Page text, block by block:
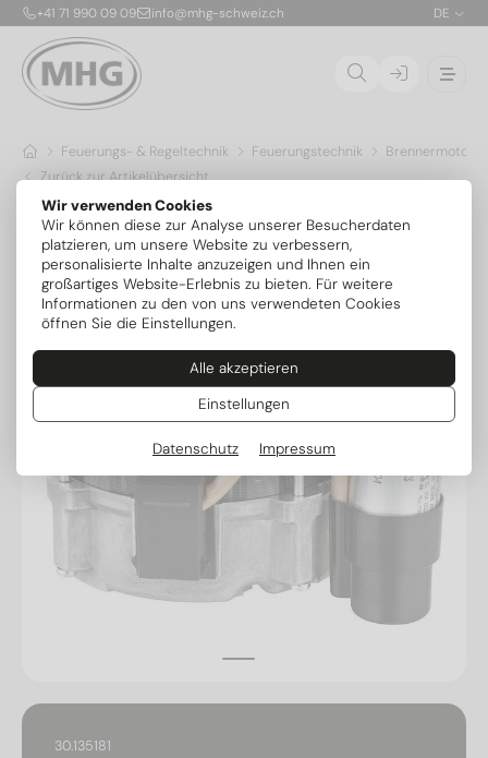
Wir verwenden Cookies
Wir können diese zur Analyse unserer Besucherdaten
platzieren, um unsere Website zu verbessern,
personalisierte Inhalte anzuzeigen und Ihnen ein
großartiges Website-Erlebnis zu bieten. Für weitere
Informationen zu den von uns verwendeten Cookies
öffnen Sie die Einstellungen.
Alle akzeptieren
Einstellungen
Datenschutz Impressum
+41 71 990 09 09 info@mhg-schweiz.ch DE
Feuerungs- & Regeltechnik Feuerungstechnik
Zurück zur Artikelübersicht
30.135181